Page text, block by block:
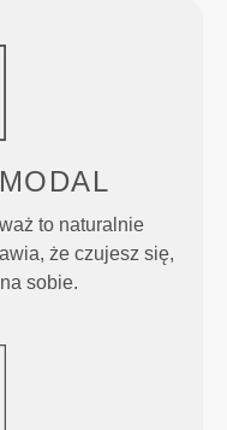
to naturalnie
że czujesz się,
sobie.